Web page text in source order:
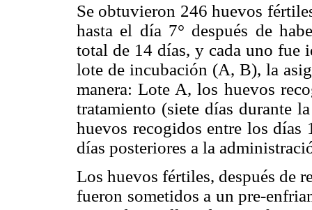
Se obtuvieron 246 huevos
hasta el día 7° después de
total de 14 días, y cada uno fue
lote de incubación (A, B), la
manera: Lote A, los huevos
tratamiento (siete días durante
huevos recogidos entre los días
días posteriores a la
Los huevos fértiles, después de
fueron sometidos a un pre-